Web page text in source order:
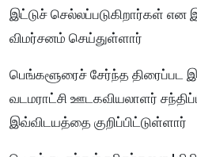
இட்டுச் செல்லப்படுகிறார்கள்
விமர்சனம் செய்துள்ளார்
பெங்களூரைச் சேர்ந்த திரைப்பட
வடமராட்சி ஊடகவியலாளர்
இவ்விடயத்தை குறிப்பிட்டுள்ளார்